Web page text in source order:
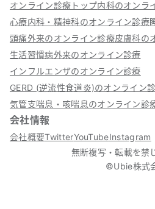
オンライン診療トップ内科のオンラ
心療内科・精神科のオンライン診療
頭痛外来のオンライン診療皮膚科の
生活習慣病外来のオンライン診療
インフルエンザのオンライン診療
GERD (逆流性食道炎)のオンライン
気管支喘息・咳喘息のオンライン診
会社情報
会社概要TwitterYouTubeInstagram
無断複写・転載を禁
©Ubie株式